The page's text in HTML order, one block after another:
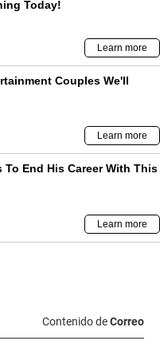
Contenido deCorreo